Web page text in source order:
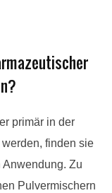
primär in der
finden sie
Zu
Pulvermischern